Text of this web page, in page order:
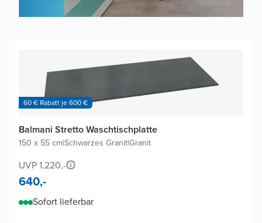
60 € Rabatt je 600 €
Balmani Stretto Waschtischplatte
150 x 55 cm|Schwarzes Granit|Granit
UVP 1.220,-
640,-
Sofort lieferbar